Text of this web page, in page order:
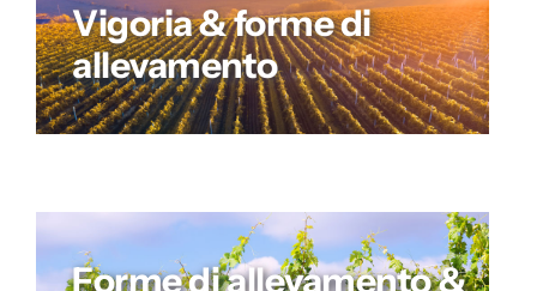
Vigoria & forme di
allevamento
Forme di allevamento &